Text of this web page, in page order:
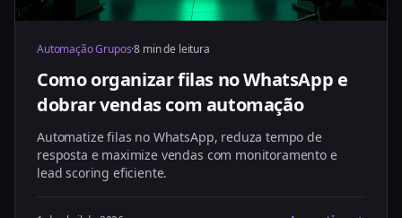
Automação Grupos·8 min de leitura
Como organizar filas no WhatsApp e
dobrar vendas com automação
Automatize filas no WhatsApp, reduza tempo de
resposta e maximize vendas com monitoramento e
lead scoring eficiente.